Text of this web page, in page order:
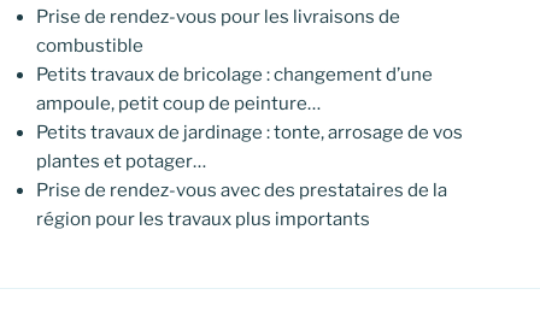
Prise de rendez-vous pour les livraisons de
combustible
Petits travaux de bricolage : changement d’une
ampoule, petit coup de peinture…
Petits travaux de jardinage : tonte, arrosage de vos
plantes et potager…
Prise de rendez-vous avec des prestataires de la
région pour les travaux plus importants